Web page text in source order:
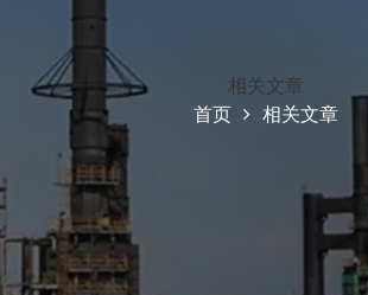
相关文章
首页
相关文章